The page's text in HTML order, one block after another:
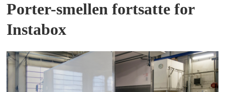
Porter-smellen fortsatte for
Instabox